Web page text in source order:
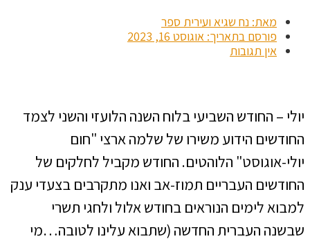
מאת: נח שגיא ועירית ספר
פורסם בתאריך: אוגוסט 16, 2023
אין תגובות
יולי – החודש השביעי בלוח השנה הלועזי והשני לצמד
החודשים הידוע משירו של שלמה ארצי "חום
יולי-אוגוסט" הלוהטים. החודש מקביל לחלקים של
החודשים העבריים תמוז-אב ואנו מתקרבים בצעדי ענק
למבוא לימים הנוראים בחודש אלול ולחגי תשרי
שבשנה העברית החדשה (שתבוא עלינו לטובה…מי